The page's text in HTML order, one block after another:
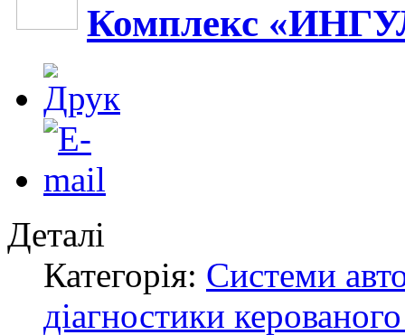
Комплекс
Деталі
Категорія: Системи
діагностики